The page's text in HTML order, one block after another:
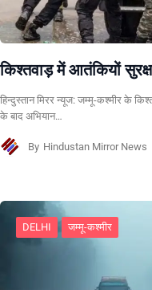
किश्तवाड़ में आतंकियों
हिन्दुस्तान मिरर न्यूज: जम्मू-कश्मीर के
के बाद अभियान…
By Hindustan Mirror News
DELHI जम्मू-कश्मीर